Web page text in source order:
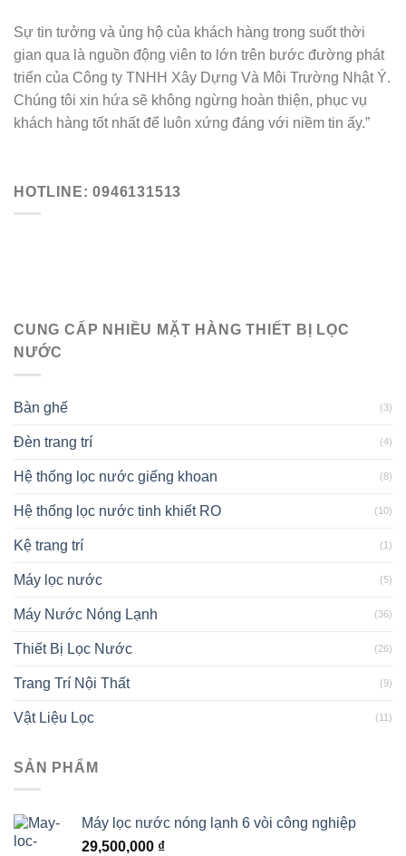
Sự tin tưởng và ủng hộ của khách hàng trong suốt thời
gian qua là nguồn động viên to lớn trên bước đường phát
triển của Công ty TNHH Xây Dựng Và Môi Trường Nhật Ý.
Chúng tôi xin hứa sẽ không ngừng hoàn thiện, phục vụ
khách hàng tốt nhất để luôn xứng đáng với niềm tin ấy.”
HOTLINE: 0946131513
CUNG CẤP NHIỀU MẶT HÀNG THIẾT BỊ LỌC
NƯỚC
Bàn ghế (3)
Đèn trang trí (4)
Hệ thống lọc nước giếng khoan (8)
Hệ thống lọc nước tinh khiết RO (10)
Kệ trang trí (1)
Máy lọc nước (5)
Máy Nước Nóng Lạnh (36)
Thiết Bị Lọc Nước (26)
Trang Trí Nội Thất (9)
Vật Liệu Lọc (11)
SẢN PHẨM
Máy lọc nước nóng lạnh 6 vòi công nghiệp
29,500,000 ₫